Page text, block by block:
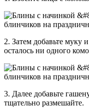
2. Затем добавьте муку
осталось ни одного
3. Далее добавьте
тщательно размешайте.